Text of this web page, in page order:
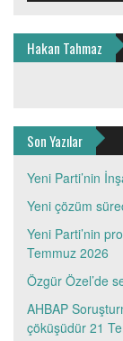
Hakan Tahmaz
Son Yazılar
Yeni Parti’nin
Yeni çözüm
Yeni Parti’nin
Temmuz 2026
Özgür Özel’de
AHBAP
çöküşüdür 21